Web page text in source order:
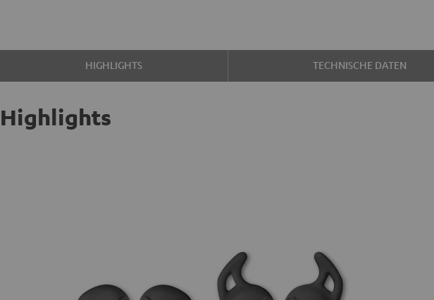
HIGHLIGHTS TECHNISCHE DATEN
Highlights